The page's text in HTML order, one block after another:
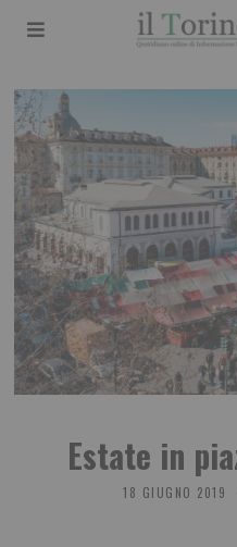
Estate in
18 GIUGNO 2019